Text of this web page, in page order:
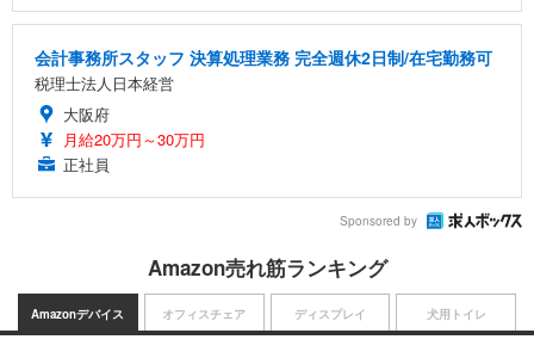
会計事務所スタッフ 決算処理業務 完全週休2日制/在宅勤務可
税理士法人日本経営
大阪府
月給20万円～30万円
正社員
Sponsored by
Amazon売れ筋ランキング
Amazonデバイス オフィスチェア ディスプレイ 犬用トイレ